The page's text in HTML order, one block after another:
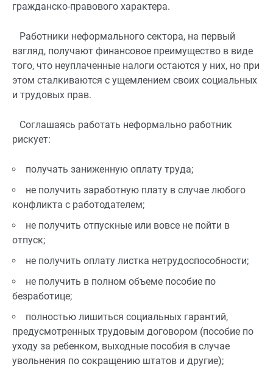
гражданско-правового характера.
Работники неформального сектора, на первый
взгляд, получают финансовое преимущество в виде
того, что неуплаченные налоги остаются у них, но при
этом сталкиваются с ущемлением своих социальных
и трудовых прав.
Соглашаясь работать неформально работник
рискует:
получать заниженную оплату труда;
не получить заработную плату в случае любого
конфликта с работодателем;
не получить отпускные или вовсе не пойти в
отпуск;
не получить оплату листка нетрудоспособности;
не получить в полном объеме пособие по
безработице;
полностью лишиться социальных гарантий,
предусмотренных трудовым договором (пособие по
уходу за ребенком, выходные пособия в случае
увольнения по сокращению штатов и другие);